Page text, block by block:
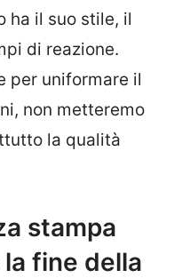
ha il suo stile, il
di reazione.
per uniformare il
non metteremo
la qualità
stampa
fine della